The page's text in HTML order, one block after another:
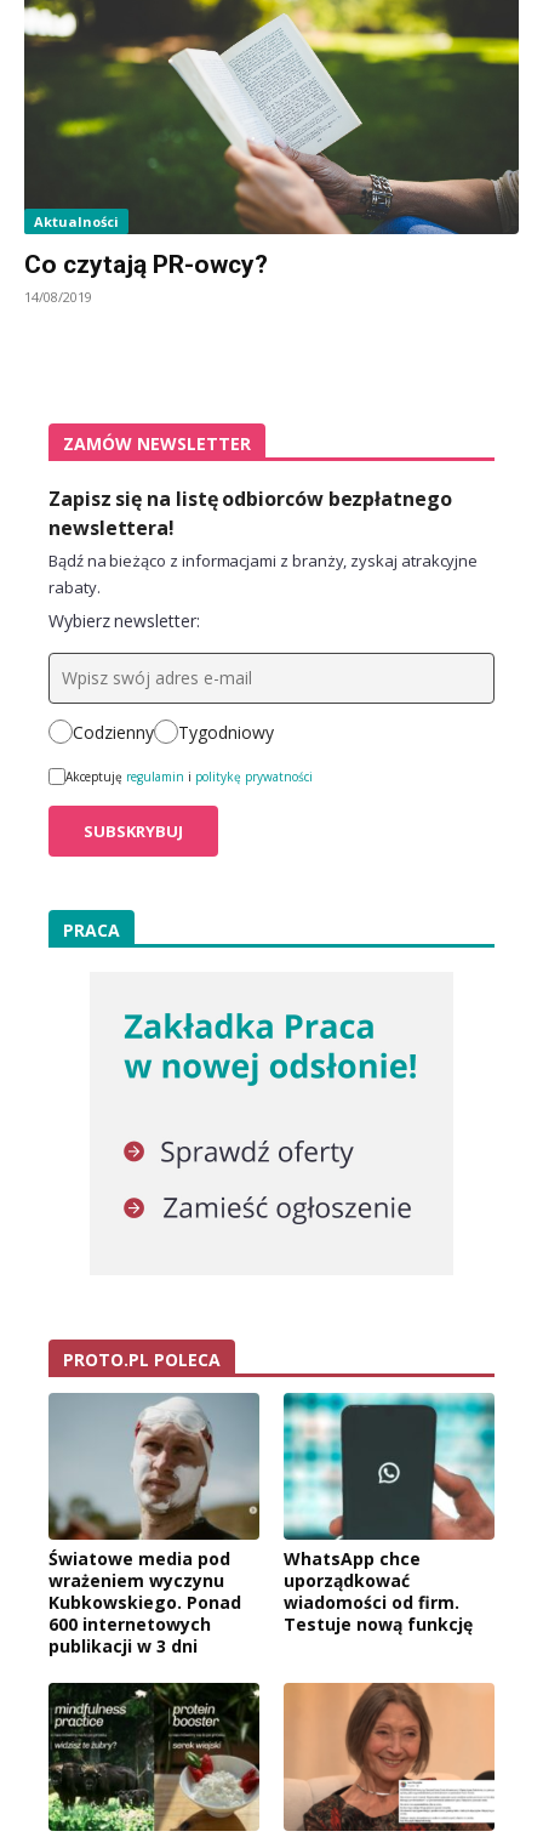
Aktualności
Co czytają PR-owcy?
14/08/2019
ZAMÓW NEWSLETTER
Zapisz się na listę odbiorców bezpłatnego
newslettera!
Bądź na bieżąco z informacjami z branży, zyskaj atrakcyjne
rabaty.
Wybierz newsletter:
Codzienny Tygodniowy
Akceptuję regulamin i politykę prywatności
PRACA
PROTO.PL POLECA
Światowe media pod
wrażeniem wyczynu
Kubkowskiego. Ponad
600 internetowych
publikacji w 3 dni
WhatsApp chce
uporządkować
wiadomości od firm.
Testuje nową funkcję